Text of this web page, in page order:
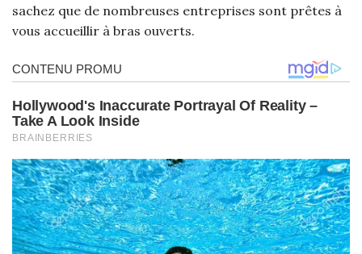
sachez que de nombreuses entreprises sont prêtes à
vous accueillir à bras ouverts.